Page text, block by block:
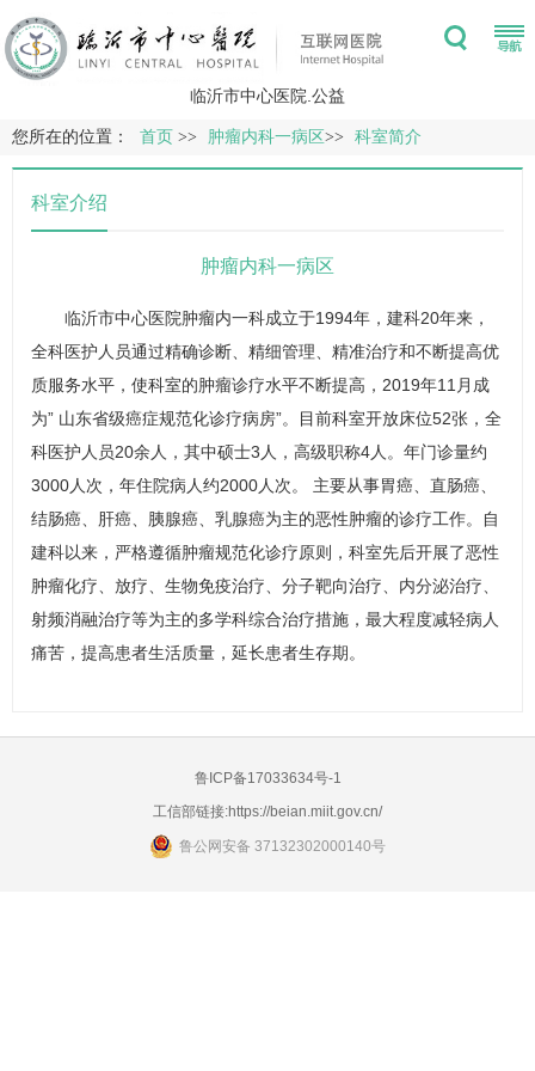
临沂市中心医院.公益
您所在的位置： 首页 >> 肿瘤内科一病区>> 科室简介
科室介绍
肿瘤内科一病区
临沂市中心医院肿瘤内一科成立于1994年，建科20年来，
全科医护人员通过精确诊断、精细管理、精准治疗和不断提高优
质服务水平，使科室的肿瘤诊疗水平不断提高，2019年11月成
为” 山东省级癌症规范化诊疗病房”。目前科室开放床位52张，全
科医护人员20余人，其中硕士3人，高级职称4人。年门诊量约
3000人次，年住院病人约2000人次。 主要从事胃癌、直肠癌、
结肠癌、肝癌、胰腺癌、乳腺癌为主的恶性肿瘤的诊疗工作。自
建科以来，严格遵循肿瘤规范化诊疗原则，科室先后开展了恶性
肿瘤化疗、放疗、生物免疫治疗、分子靶向治疗、内分泌治疗、
射频消融治疗等为主的多学科综合治疗措施，最大程度减轻病人
痛苦，提高患者生活质量，延长患者生存期。
鲁ICP备17033634号-1
工信部链接:https://beian.miit.gov.cn/
鲁公网安备 37132302000140号